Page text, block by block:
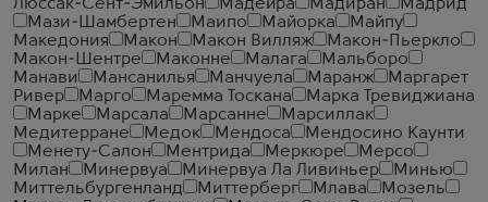
Люссак-Сент-Эмильон
Мадейра Мадиран
Мадрид
Мази-Шамбертен
Маипо Майорка
Майпу
Македония
Макон Макон Вилляж
Макон-Пьеркло
Макон-Шентре
Маконне Малага
Мальборо
Манави
Мансанилья Манчуела Маранж
Маргарет
Ривер
Марго Маремма Тоскана
Марка Тревиджиана
Марке
Марсала Марсанне
Марсиллак
Медитерране
Медок Мендоса
Мендосино Каунти
Менету-Салон
Ментрида Меркюре
Мерсо
Милан
Минервуа Минервуа Ла Ливиньер
Минью
Миттельбургенланд
Миттерберг Млава
Мозель